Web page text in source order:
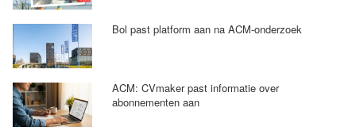
Bol past platform aan na ACM-onderzoek
ACM: CVmaker past informatie over
abonnementen aan